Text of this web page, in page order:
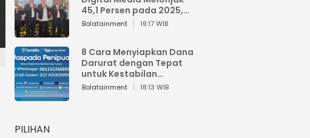
45,1 Persen pada 2025,
Sentuh Rp1,76 Miliar
Bolatainment 19:17 WIB
8 Cara Menyiapkan Dana
Darurat dengan Tepat
untuk Kestabilan
Keuangan
Bolatainment 18:13 WIB
PILIHAN